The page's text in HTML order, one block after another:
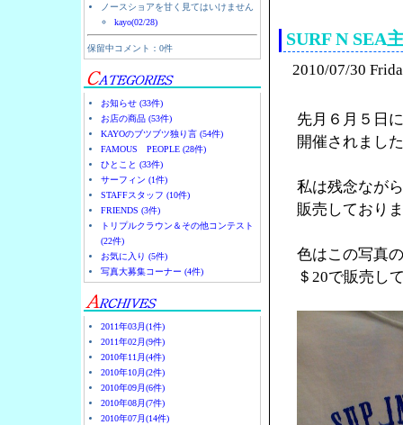
ノースショアを甘く見てはいけません
kayo(02/28)
保留中コメント：0件
お知らせ (33件)
お店の商品 (53件)
KAYOのブツブツ独り言 (54件)
FAMOUS PEOPLE (28件)
ひとこと (33件)
サーフィン (1件)
STAFFスタッフ (10件)
FRIENDS (3件)
トリプルクラウン＆その他コンテスト
(22件)
お気に入り (5件)
写真大募集コーナー (4件)
2011年03月(1件)
2011年02月(9件)
2010年11月(4件)
2010年10月(2件)
2010年09月(6件)
2010年08月(7件)
2010年07月(14件)
SURF N
2010/07/30
先月６月５日
開催されまし
私は残念なが
販売しており
色はこの写真
＄20で販売し